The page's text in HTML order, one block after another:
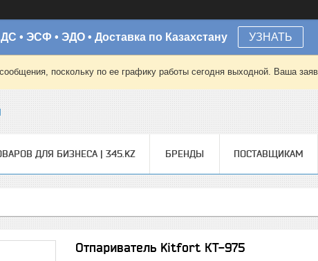
• ЭСФ • ЭДО • Доставка по Казахстану УЗНАТЬ
поскольку по ее графику работы сегодня выходной. Ваша
ДЛЯ БИЗНЕСА | 345.KZ БРЕНДЫ ПОСТАВЩИКАМ
Отпариватель Kitfort КТ-975